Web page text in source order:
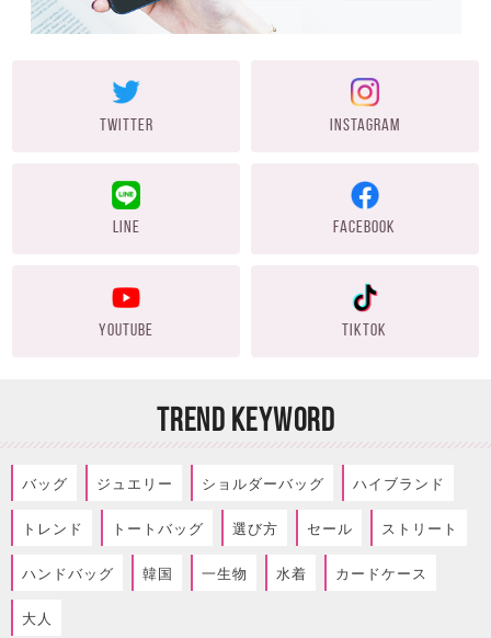
TWITTER INSTAGRAM
LINE FACEBOOK
YOUTUBE TIKTOK
TREND KEYWORD
バッグ ジュエリー ショルダーバッグ ハイブランド
トレンド トートバッグ 選び方 セール ストリート
ハンドバッグ 韓国 一生物 水着 カードケース
大人